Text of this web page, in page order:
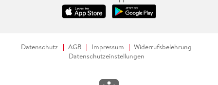
Datenschutz AGB Impressum
Widerrufsbelehrung
Datenschutzeinstellungen